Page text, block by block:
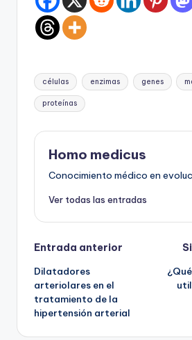
Etiquetas:
células enzimas genes
proteínas
Homo medicus
Conocimiento médico en
Ver todas las entradas
Navegación
de
entradas
Entrada anterior
Dilatadores
arteriolares en el
tratamiento de la
hipertensión arterial